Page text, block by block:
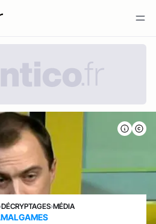
DÉCRYPTAGES›MÉDIA